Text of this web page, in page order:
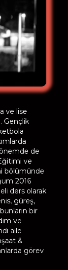
ve lise
Gençlik
de
ve
bölümünde
2016
ders olarak
güreş,
bir
ve
aile
&
görev